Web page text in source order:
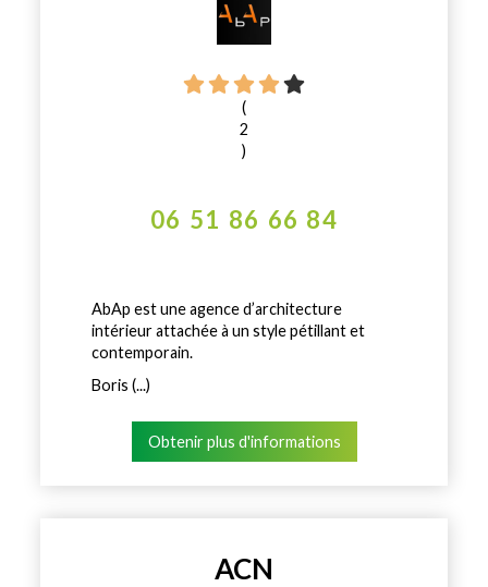
(
2
)
06 51 86 66 84
AbAp est une agence d’architecture
intérieur attachée à un style pétillant et
contemporain.
Boris (...)
Obtenir plus d'informations
ACN